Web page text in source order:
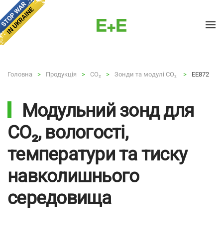
Skip to main content
Головна Продукція CO₂ Зонди та модулі CO₂ EE872
Модульний зонд для
CO₂, вологості,
температури та тиску
навколишнього
середовища